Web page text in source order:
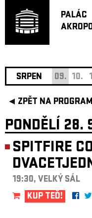
PALÁC
SRPEN 09. 10.
ZPĚT NA PROGRAM
PONDĚLÍ 28.
SPITFIRE
19:30, VELKÝ SÁL
KUP TEĎ!